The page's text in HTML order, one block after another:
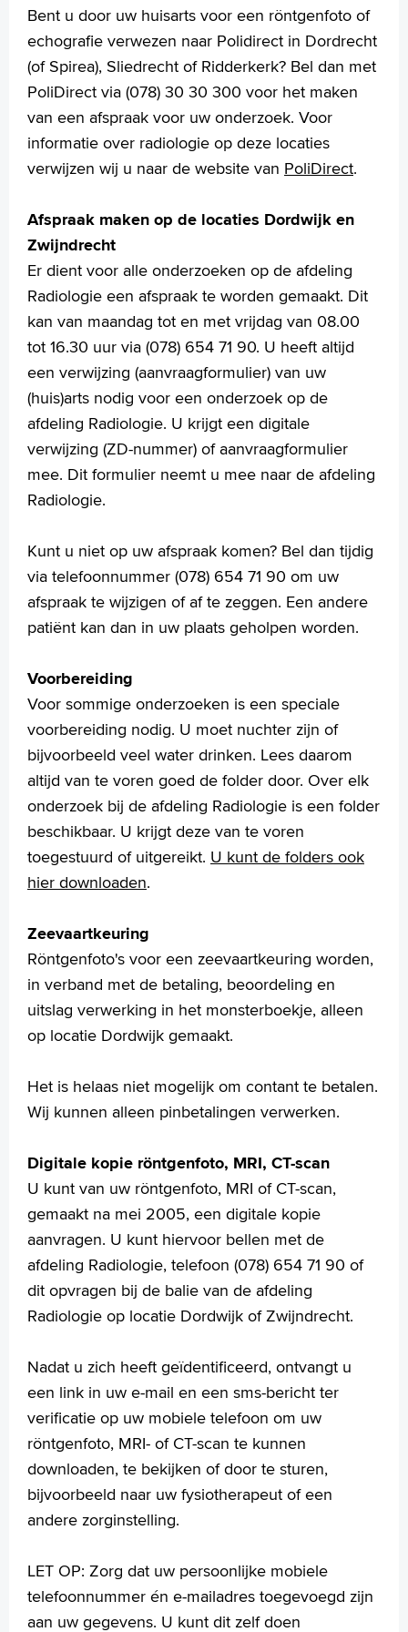
Specialismen
Werken en leren
Medewerkers
Contact
MijnASz
Wetenschappelijk onderzoek
Tekstgrootte A
Voorleesfunctie
Language
Zoeken
English
Français
Polski
Türkçe
Bent u door uw huisarts voor een röntgenfoto of
echografie verwezen naar Polidirect in Dordrecht
(of Spirea), Sliedrecht of Ridderkerk? Bel dan met
PoliDirect via (078) 30 30 300 voor het maken
van een afspraak voor uw onderzoek. Voor
informatie over radiologie op deze locaties
verwijzen wij u naar de website van PoliDirect.
Afspraak maken op de locaties Dordwijk en
Zwijndrecht
Er dient voor alle onderzoeken op de afdeling
Radiologie een afspraak te worden gemaakt. Dit
kan van maandag tot en met vrijdag van 08.00
tot 16.30 uur via (078) 654 71 90. U heeft altijd
een verwijzing (aanvraagformulier) van uw
(huis)arts nodig voor een onderzoek op de
afdeling Radiologie. U krijgt een digitale
verwijzing (ZD-nummer) of aanvraagformulier
mee. Dit formulier neemt u mee naar de afdeling
Radiologie.
Kunt u niet op uw afspraak komen? Bel dan tijdig
via telefoonnummer (078) 654 71 90 om uw
afspraak te wijzigen of af te zeggen. Een andere
patiënt kan dan in uw plaats geholpen worden.
Voorbereiding
Voor sommige onderzoeken is een speciale
voorbereiding nodig. U moet nuchter zijn of
bijvoorbeeld veel water drinken. Lees daarom
altijd van te voren goed de folder door. Over elk
onderzoek bij de afdeling Radiologie is een folder
beschikbaar. U krijgt deze van te voren
toegestuurd of uitgereikt. U kunt de folders ook
hier downloaden.
Zeevaartkeuring
Röntgenfoto's voor een zeevaartkeuring worden,
in verband met de betaling, beoordeling en
uitslag verwerking in het monsterboekje, alleen
op locatie Dordwijk gemaakt.
Het is helaas niet mogelijk om contant te betalen.
Wij kunnen alleen pinbetalingen verwerken.
Digitale kopie röntgenfoto, MRI, CT-scan
U kunt van uw röntgenfoto, MRI of CT-scan,
gemaakt na mei 2005, een digitale kopie
aanvragen. U kunt hiervoor bellen met de
afdeling Radiologie, telefoon (078) 654 71 90 of
dit opvragen bij de balie van de afdeling
Radiologie op locatie Dordwijk of Zwijndrecht.
Nadat u zich heeft geïdentificeerd, ontvangt u
een link in uw e-mail en een sms-bericht ter
verificatie op uw mobiele telefoon om uw
röntgenfoto, MRI- of CT-scan te kunnen
downloaden, te bekijken of door te sturen,
bijvoorbeeld naar uw fysiotherapeut of een
andere zorginstelling.
LET OP: Zorg dat uw persoonlijke mobiele
telefoonnummer én e-mailadres toegevoegd zijn
aan uw gegevens. U kunt dit zelf doen